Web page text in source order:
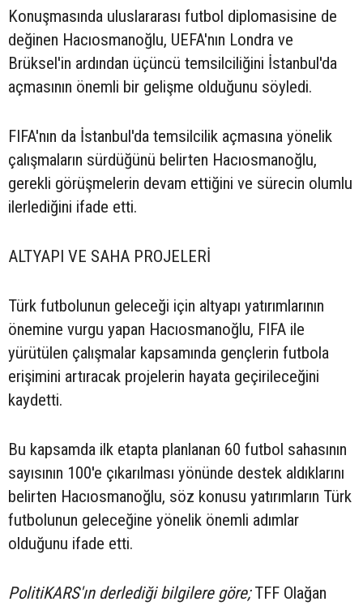
Konuşmasında uluslararası futbol diplomasisine de
değinen Hacıosmanoğlu, UEFA'nın Londra ve
Brüksel'in ardından üçüncü temsilciliğini İstanbul'da
açmasının önemli bir gelişme olduğunu söyledi.
FIFA'nın da İstanbul'da temsilcilik açmasına yönelik
çalışmaların sürdüğünü belirten Hacıosmanoğlu,
gerekli görüşmelerin devam ettiğini ve sürecin olumlu
ilerlediğini ifade etti.
ALTYAPI VE SAHA PROJELERİ
Türk futbolunun geleceği için altyapı yatırımlarının
önemine vurgu yapan Hacıosmanoğlu, FIFA ile
yürütülen çalışmalar kapsamında gençlerin futbola
erişimini artıracak projelerin hayata geçirileceğini
kaydetti.
Bu kapsamda ilk etapta planlanan 60 futbol sahasının
sayısının 100'e çıkarılması yönünde destek aldıklarını
belirten Hacıosmanoğlu, söz konusu yatırımların Türk
futbolunun geleceğine yönelik önemli adımlar
olduğunu ifade etti.
PolitiKARS'ın derlediği bilgilere göre;TFF Olağan